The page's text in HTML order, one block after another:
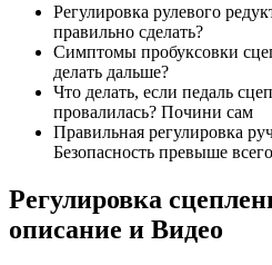
Регулировка рулевого
правильно сделать?
Симптомы пробуксовки
делать дальше?
Что делать, если педаль
провалилась? Почини сам
Правильная регулировка
Безопасность превыше всего
Регулировка
описание и Видео